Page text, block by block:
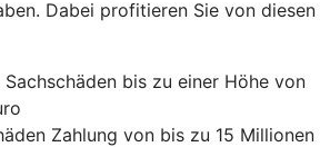
Dabei profitieren Sie von diesen
bis zu einer Höhe von
Zahlung von bis zu 15 Millionen